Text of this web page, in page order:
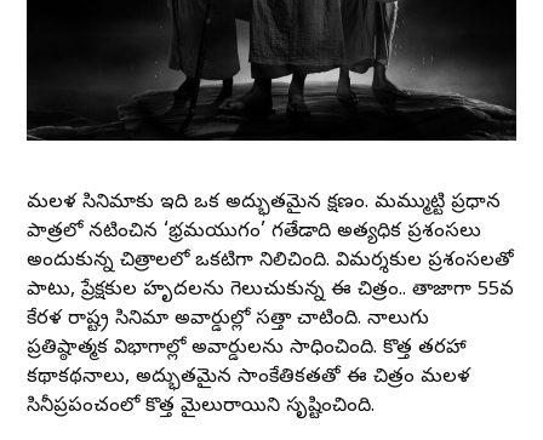
మలయాళ సినిమాకు ఇది ఒక అద్భుతమైన క్షణం. మమ్ముట్టి ప్రధాన
పాత్రలో నటించిన ‘భ్రమయుగం’ గతేడాది అత్యధిక ప్రశంసలు
అందుకున్న చిత్రాలలో ఒకటిగా నిలిచింది. విమర్శకుల ప్రశంసలతో
పాటు, ప్రేక్షకుల హృదయాలను గెలుచుకున్న ఈ చిత్రం.. తాజాగా 55వ
కేరళ రాష్ట్ర సినిమా అవార్డుల్లో సత్తా చాటింది. నాలుగు
ప్రతిష్ఠాత్మక విభాగాల్లో అవార్డులను సాధించింది. కొత్త తరహా
కథాకథనాలు, అద్భుతమైన సాంకేతికతతో ఈ చిత్రం మలయాళ
సినీప్రపంచంలో కొత్త మైలురాయిని సృష్టించింది.